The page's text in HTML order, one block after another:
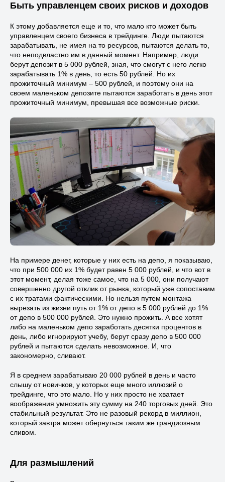
Быть управленцем своих рисков и доходов
К этому добавляется еще и то, что мало кто может быть
управленцем своего бизнеса в трейдинге. Люди пытаются
зарабатывать, не имея на то ресурсов, пытаются делать то,
что неподвластно им в данный момент. Например, люди
берут депозит в 5 000 рублей, зная, что смогут с него легко
зарабатывать 1% в день, то есть 50 рублей. Но их
прожиточный минимум – 500 рублей, и поэтому они на
своем маленьком депозите пытаются заработать в день этот
прожиточный минимум, превышая все возможные риски.
На примере денег, которые у них есть на депо, я показываю,
что при 500 000 их 1% будет равен 5 000 рублей, и что вот в
этот момент, делая тоже самое, что на 5 000, они получают
совершенно другой отклик от рынка, который уже сопоставим
с их тратами фактическими. Но нельзя путем монтажа
вырезать из жизни путь от 1% от депо в 5 000 рублей до 1%
от депо в 500 000 рублей. Это нужно прожить. А все хотят
либо на маленьком депо заработать десятки процентов в
день, либо игнорируют учебу, берут сразу депо в 500 000
рублей и пытаются сделать невозможное. И, что
закономерно, сливают.
Я в среднем зарабатываю 20 000 рублей в день и часто
слышу от новичков, у которых еще много иллюзий о
трейдинге, что это мало. Но у них просто не хватает
воображения умножить эту сумму на 240 торговых дней. Это
стабильный результат. Это не разовый рекорд в миллион,
который завтра может обернуться таким же грандиозным
сливом.
Для размышлений